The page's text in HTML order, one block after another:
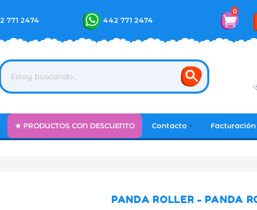
771 2474 442 771 2474
0
★ PRODUCTOS CON DESCUENTO Contacto Facturación
PANDA ROLLER - PANDA